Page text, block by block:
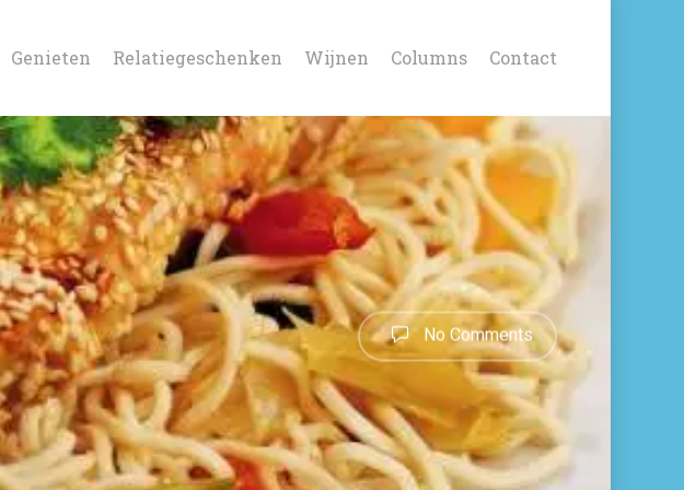
Genieten Relatiegeschenken Wijnen Columns Contact
No Comments